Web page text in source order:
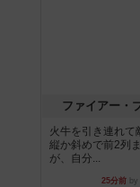
ファイアー・
火牛を引き連れて
縦か斜めで前2列
が、自分...
25分前 by